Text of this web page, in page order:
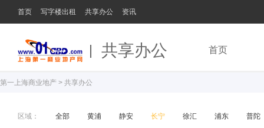
首页 写字楼出租 共享办公 资讯
共享办公 首页
第一上海商业地产 > 共享办公
区域： 全部 黄浦 静安 长宁 徐汇 浦东
普陀